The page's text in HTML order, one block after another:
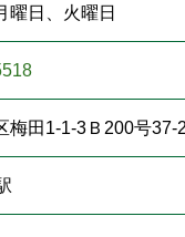
曜日、火曜日
梅田1-1-3Ｂ200号37-